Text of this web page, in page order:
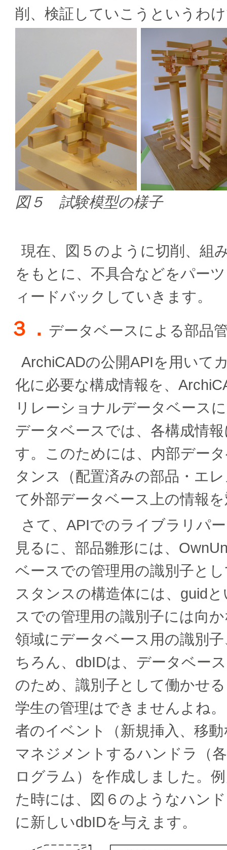
削、検証していこうというわ
図５ 試験模型の様子
現在、図５のように切削、組
をもとに、不具合などをパー
ィードバックしていきます。
３． データベースによる部品
ArchiCADの公開APIを用いて
化に必要な構成情報を、
リレーショナルデータベース
データベースでは、各構成情
す。このためには、内部デー
タンス（配置済みの部品・エ
て外部データベース上の情報
さて、APIでのライブラリパ
見るに、部品雛形には、
ベースでの管理用の識別子と
スタンスの構造体には、guid
スでの管理用の識別子には向
領域にデータベース用の識別
ちろん、dbIDは、データベー
のため、識別子として働かせ
学生の管理はできませんよね
者のイベント（新規挿入、移
マネジメントするハンドラ（
ログラム）を作成しました。
た時には、図６のようなハン
に新しいdbIDを与えます。